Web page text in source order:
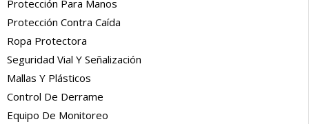
Protección Para Manos
Protección Contra Caída
Ropa Protectora
Seguridad Vial Y Señalización
Mallas Y Plásticos
Control De Derrame
Equipo De Monitoreo